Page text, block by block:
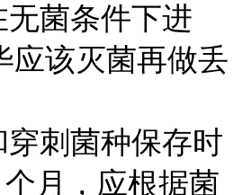
菌条件下进
应该灭菌再做丢
刺菌种保存时
月，应根据菌